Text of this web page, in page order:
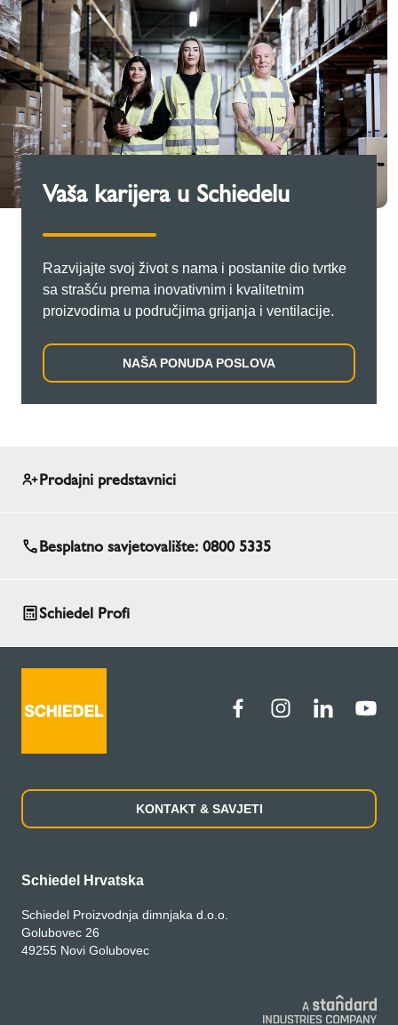
Vaša karijera u Schiedelu
Razvijajte svoj život s nama i postanite dio tvrtke
sa strašću prema inovativnim i kvalitetnim
proizvodima u područjima grijanja i ventilacije.
NAŠA PONUDA POSLOVA
Prodajni predstavnici
Besplatno savjetovalište: 0800 5335
Schiedel Profi
KONTAKT & SAVJETI
Schiedel Hrvatska
Schiedel Proizvodnja dimnjaka d.o.o.
Golubovec 26
49255 Novi Golubovec